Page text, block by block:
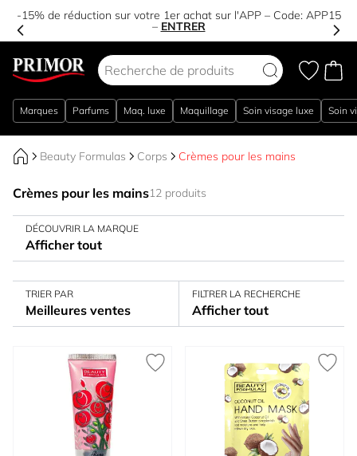
-15% de réduction sur votre 1er achat sur l'APP – Code: APP15
– ENTRER
Marques Parfums Maq. luxe Maquillage Soin visage luxe Soin
Beauty Formulas Corps Crèmes pour les mains
Crèmes pour les mains12 produits
DÉCOUVRIR LA MARQUE
Afficher tout
TRIER PAR
Meilleures ventes
FILTRER LA RECHERCHE
Afficher tout